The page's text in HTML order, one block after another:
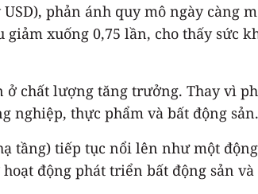
phản ánh quy mô ngày càng
xuống 0,75 lần, cho thấy sức
chất lượng tăng trưởng. Thay vì
nghiệp, thực phẩm và bất động sản.
tầng) tiếp tục nổi lên như một
động phát triển bất động sản